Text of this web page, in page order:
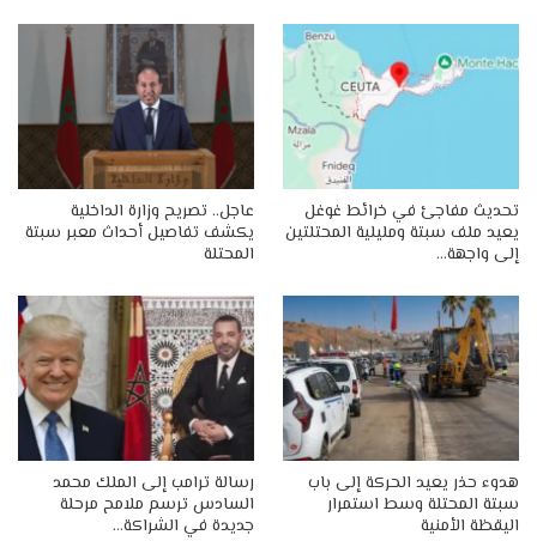
تحديث مفاجئ في خرائط غوغل
يعيد ملف سبتة ومليلية المحتلتين
إلى واجهة…
عاجل.. تصريح وزارة الداخلية
يكشف تفاصيل أحداث معبر سبتة
المحتلة
هدوء حذر يعيد الحركة إلى باب
سبتة المحتلة وسط استمرار
اليقظة الأمنية
رسالة ترامب إلى الملك محمد
السادس ترسم ملامح مرحلة
جديدة في الشراكة…